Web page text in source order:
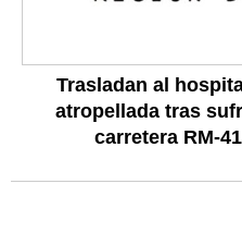
Trasladan al
atropellada tras
carretera RM-